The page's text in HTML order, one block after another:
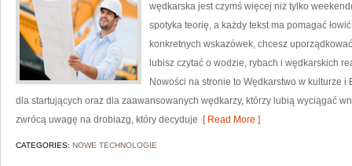
wędkarska jest czymś więcej niż tylko
spotyka teorię, a każdy tekst ma pomagać
konkretnych wskazówek, chcesz
lubisz czytać o wodzie, rybach i wędkarskich
Nowości na stronie to Wędkarstwo w kulturze
dla startujących oraz dla zaawansowanych wędkarzy, którzy lubią wyciągać
zwrócą uwagę na drobiazg, który decyduje [ Read More ]
CATEGORIES: NOWE TECHNOLOGIE